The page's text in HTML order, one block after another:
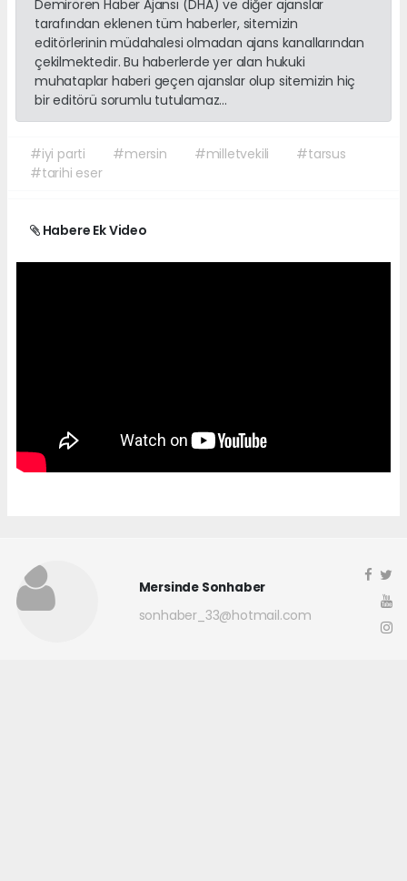
Demirören Haber Ajansı (DHA) ve diğer ajanslar
tarafından eklenen tüm haberler, sitemizin
editörlerinin müdahalesi olmadan ajans kanallarından
çekilmektedir. Bu haberlerde yer alan hukuki
muhataplar haberi geçen ajanslar olup sitemizin hiç
bir editörü sorumlu tutulamaz...
#iyi parti #mersin #milletvekili
#tarsus
#tarihi eser
Habere Ek Video
Mersinde Sonhaber
sonhaber_33@hotmail.com